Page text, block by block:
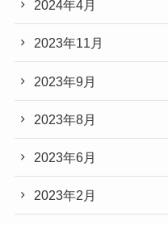
2024年4月
2023年11月
2023年9月
2023年8月
2023年6月
2023年2月